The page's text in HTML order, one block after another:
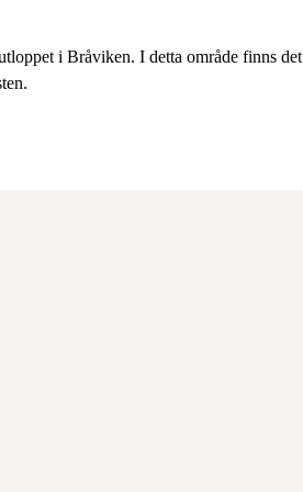
i Bråviken. I detta område finns det